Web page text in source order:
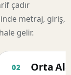
çadır
metraj, giriş,
gelir.
Orta